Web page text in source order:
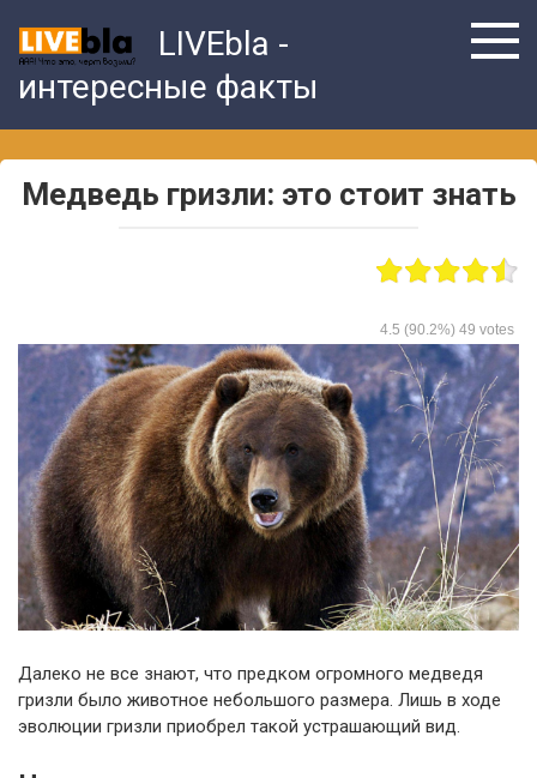
content
LIVEbla -
интересные факты
Медведь гризли: это стоит знать
4.5 (90.2%) 49 votes
Далеко не все знают, что предком огромного медведя
гризли было животное небольшого размера. Лишь в ходе
эволюции гризли приобрел такой устрашающий вид.